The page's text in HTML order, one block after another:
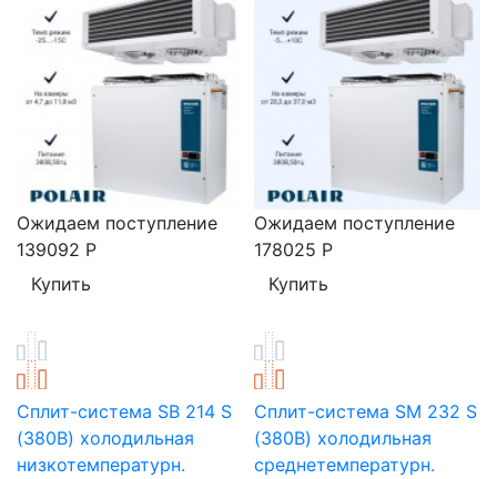
Ожидаем поступление
139092 Р
Сплит-система SB 214 S
(380В) холодильная
низкотемпературн.
Ожидаем поступление
178025 Р
Сплит-система SM 232 S
(380В) холодильная
среднетемпературн.